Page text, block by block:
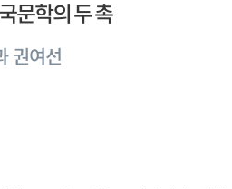
문학의 두 촉
권여선